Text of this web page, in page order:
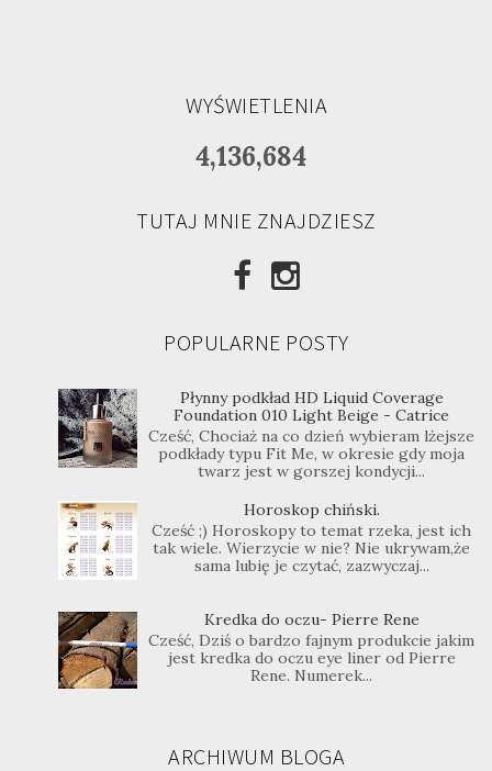
WYŚWIETLENIA
4,136,684
TUTAJ MNIE ZNAJDZIESZ
POPULARNE POSTY
Płynny podkład HD Liquid Coverage
Foundation 010 Light Beige - Catrice
Cześć, Chociaż na co dzień wybieram lżejsze
podkłady typu Fit Me, w okresie gdy moja
twarz jest w gorszej kondycji...
Horoskop chiński.
Cześć ;) Horoskopy to temat rzeka, jest ich
tak wiele. Wierzycie w nie? Nie ukrywam,że
sama lubię je czytać, zazwyczaj...
Kredka do oczu- Pierre Rene
Cześć, Dziś o bardzo fajnym produkcie jakim
jest kredka do oczu eye liner od Pierre
Rene. Numerek...
ARCHIWUM BLOGA